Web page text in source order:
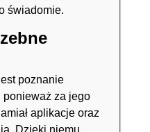
świadomie.
poznanie
ponieważ za jego
aplikacje oraz
Dzięki niemu